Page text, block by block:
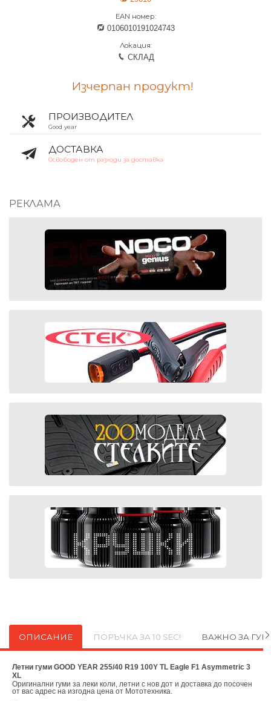
EAN номер:
0106010191024743
Локация:
СКЛАД
Изчерпан продукт!
ПРОИЗВОДИТЕЛ
Good year
ДОСТАВКА
Освободен от разходи за доставка
РЕКЛАМА
ОПИСАНИЕ ПОРЪЧКА ЗА 10 SEC! ВАЖНО ЗА
Летни гуми GOOD YEAR 255/40 R19 100Y TL Eagle F1 Asymmetric 3
XL
Оригинални гуми за леки коли, летни с нов дот и доставка до посочен
от вас адрес на изгодна цена от Мототехника.